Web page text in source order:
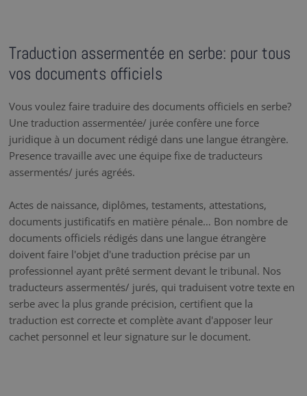
Traduction assermentée en serbe: pour tous
vos documents officiels
Vous voulez faire traduire des documents officiels en serbe?
Une traduction assermentée/ jurée confère une force
juridique à un document rédigé dans une langue étrangère.
Presence travaille avec une équipe fixe de traducteurs
assermentés/ jurés agréés.
Actes de naissance, diplômes, testaments, attestations,
documents justificatifs en matière pénale… Bon nombre de
documents officiels rédigés dans une langue étrangère
doivent faire l'objet d'une traduction précise par un
professionnel ayant prêté serment devant le tribunal. Nos
traducteurs assermentés/ jurés, qui traduisent votre texte en
serbe avec la plus grande précision, certifient que la
traduction est correcte et complète avant d'apposer leur
cachet personnel et leur signature sur le document.